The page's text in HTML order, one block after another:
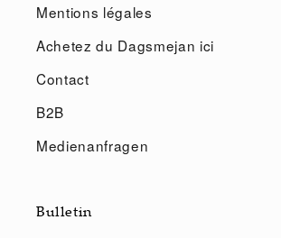
Mentions légales
Achetez du Dagsmejan ici
Contact
B2B
Medienanfragen
Bulletin